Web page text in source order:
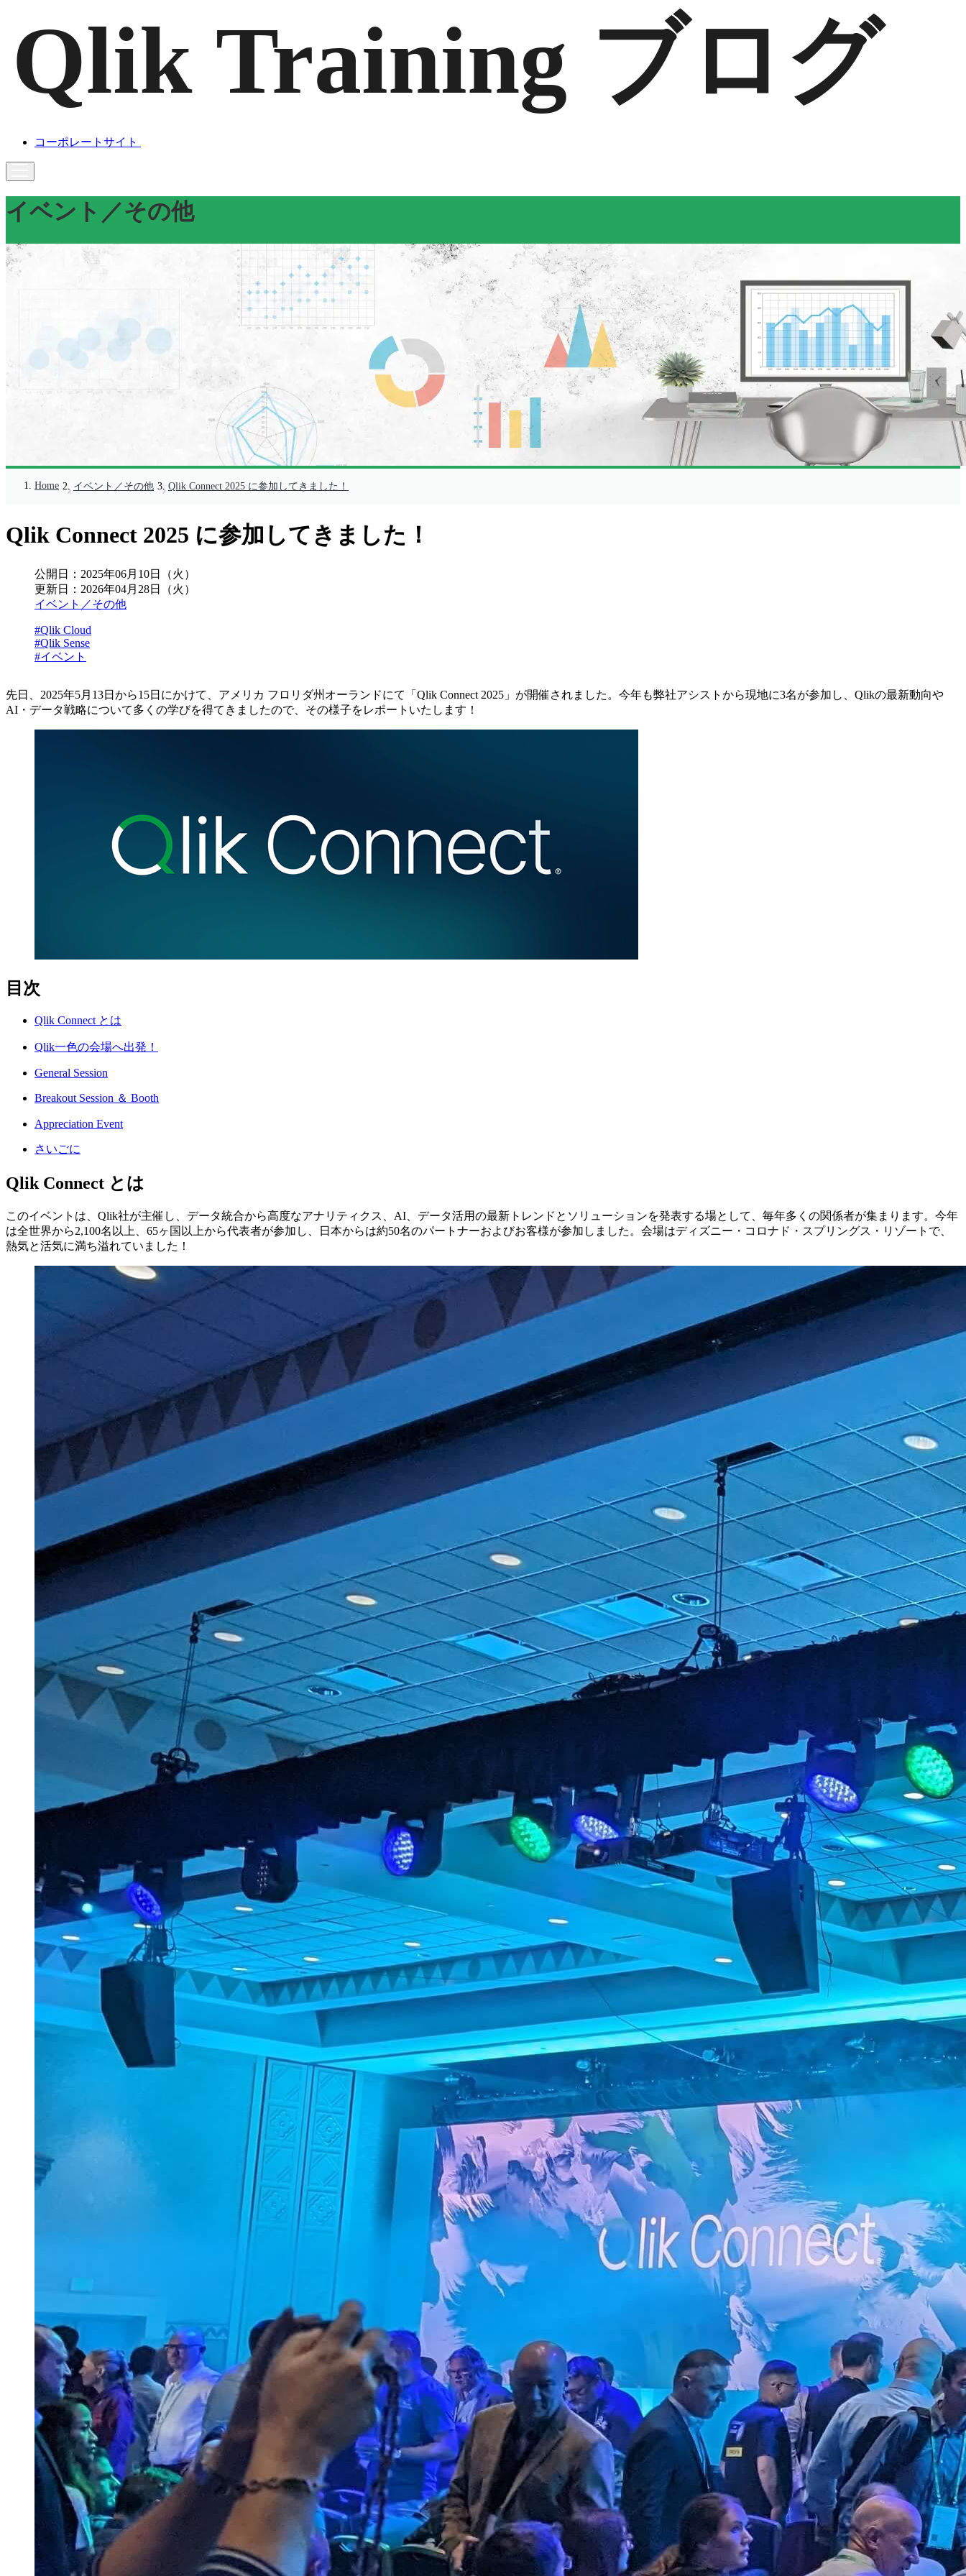
コーポレートサイト
イベント／その他
Home イベント／その他 Qlik Connect 2025 に参加してきました！
Qlik Connect 2025 に参加してきました！
公開日： 2025年06月10日（火）
更新日： 2026年04月28日（火）
イベント／その他
#Qlik Cloud
#Qlik Sense
#イベント
先日、2025年5月13日から15日にかけて、アメリカ フロリダ州オーランドにて「Qlik Connect 2025」が開催されました。今年も弊社アシストから現地に3名が参加し、Qlikの最新動向や
AI・データ戦略について多くの学びを得てきましたので、その様子をレポートいたします！
目次
Qlik Connect とは
Qlik一色の会場へ出発！
General Session
Breakout Session ＆ Booth
Appreciation Event
さいごに
Qlik Connect とは
このイベントは、Qlik社が主催し、データ統合から高度なアナリティクス、AI、データ活用の最新トレンドとソリューションを発表する場として、毎年多くの関係者が集まります。今年
は全世界から2,100名以上、65ヶ国以上から代表者が参加し、日本からは約50名のパートナーおよびお客様が参加しました。会場はディズニー・コロナド・スプリングス・リゾートで、
熱気と活気に満ち溢れていました！